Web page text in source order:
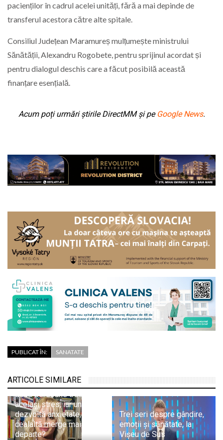
pacienților în cadrul acelei unități, fără a mai depinde de
transferul acestora către alte spitale.
Consiliul Județean Maramureș mulțumește ministrului
Sănătății, Alexandru Rogobete, pentru sprijinul acordat și
pentru dialogul deschis care a făcut posibilă această
finanțare esențială.
Acum poți urmări știrile DirectMM și pe Google News.
PUBLICAT ÎN: SANATATE
ARTICOLE SIMILARE
Psiholog psihoterapeut
Cecilia Ardusătan: De ce
două persoane trec prin
același stres, iar una
dezvoltă anxietate, iar
cealaltă merge mai
departe?
Trei seri despre gândire,
emoții și sănătate, la
Vișeu de Sus